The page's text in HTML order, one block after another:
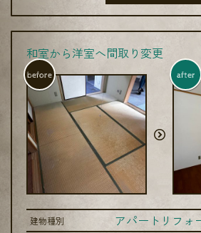
和室から洋室へ間取り変更
before after
建物種別 アパートリフォ